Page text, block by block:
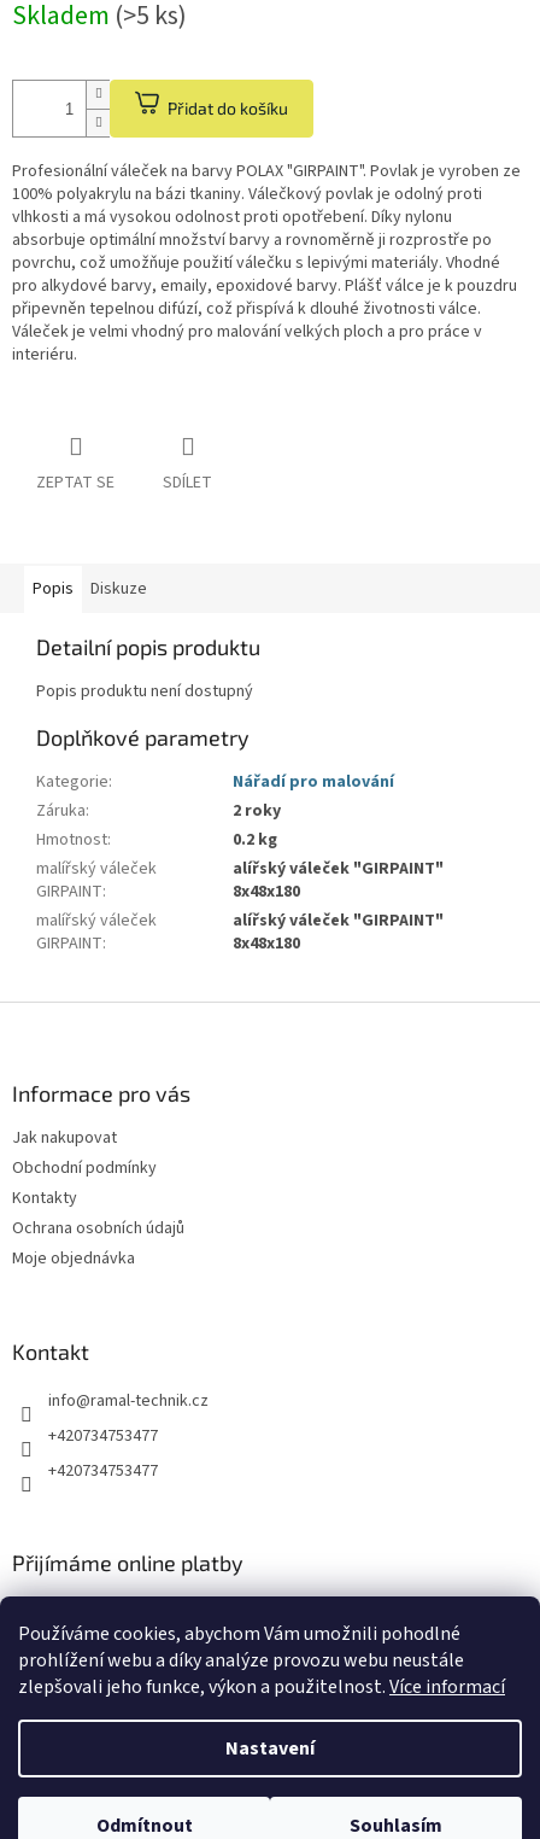
Používáme cookies, abychom Vám umožnili pohodlné
prohlížení webu a díky analýze provozu webu neustále
zlepšovali jeho funkce, výkon a použitelnost.Více informací
Nastavení
Odmítnout Souhlasím
cena:
Skladem (>5 ks)
Přidat do košíku
Profesionální váleček na barvy POLAX "GIRPAINT". Povlak je vyroben ze
100% polyakrylu na bázi tkaniny. Válečkový povlak je odolný proti
vlhkosti a má vysokou odolnost proti opotřebení. Díky nylonu
absorbuje optimální množství barvy a rovnoměrně ji rozprostře po
povrchu, což umožňuje použití válečku s lepivými materiály. Vhodné
pro alkydové barvy, emaily, epoxidové barvy. Plášť válce je k pouzdru
připevněn tepelnou difúzí, což přispívá k dlouhé životnosti válce.
Váleček je velmi vhodný pro malování velkých ploch a pro práce v
interiéru.
ZEPTAT SE SDÍLET
Popis Diskuze
Detailní popis produktu
Popis produktu není dostupný
Doplňkové parametry
Kategorie:
Nářadí pro malování
Záruka:
2 roky
Hmotnost:
0.2 kg
malířský váleček
GIRPAINT:
alířský váleček "GIRPAINT"
8x48x180
malířský váleček
GIRPAINT:
alířský váleček "GIRPAINT"
8x48x180
Informace pro vás
Jak nakupovat
Obchodní podmínky
Kontakty
Ochrana osobních údajů
Moje objednávka
Kontakt
info@ramal-technik.cz
+420734753477
+420734753477
Přijímáme online platby
Copyright 2026RAMAL TECHNIK. Všechna práva vyhrazena.Upravit